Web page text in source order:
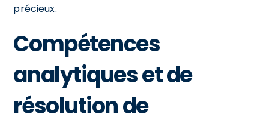
précieux.
Compétences
analytiques et de
résolution de